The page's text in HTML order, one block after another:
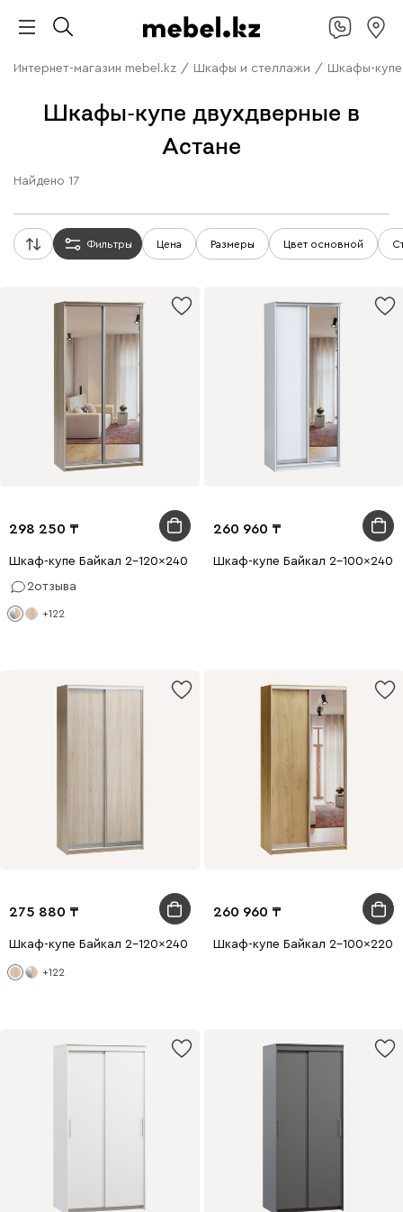
Интернет-магазин mebel.kz / Шкафы и стеллажи / Шкафы-купе
Шкафы-купе двухдверные в
Астане
Найдено 17
Фильтры Цена Размеры Цвет основной
298 250
Шкаф-купе Байкал 2-120x240 Дуб Сонома 2 зеркала
2отзыва
+122
260 960
Шкаф-купе Байкал 2-100x240
275 880
Шкаф-купе Байкал 2-120x240 Дуб Сонома
+122
260 960
Шкаф-купе Байкал 2-100x220